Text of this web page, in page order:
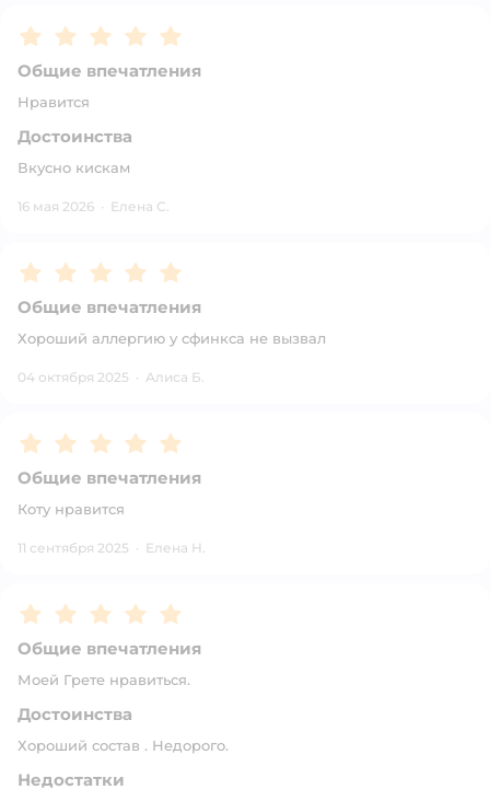
Рейтинг:5
Общие впечатления
Нравится
Достоинства
Вкусно кискам
16 мая 2026 · Елена С.
Рейтинг:5
Общие впечатления
Хороший аллергию у сфинкса не вызвал
04 октября 2025 · Алиса Б.
Рейтинг:5
Общие впечатления
Коту нравится
11 сентября 2025 · Елена Н.
Рейтинг:5
Общие впечатления
Моей Грете нравиться.
Достоинства
Хороший состав . Недорого.
Недостатки